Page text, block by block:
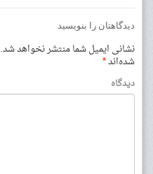
دیدگاهتان را بنویسید
نشانی ایمیل شما منتشر نخواهد شد.
شده‌اند*
دیدگاه